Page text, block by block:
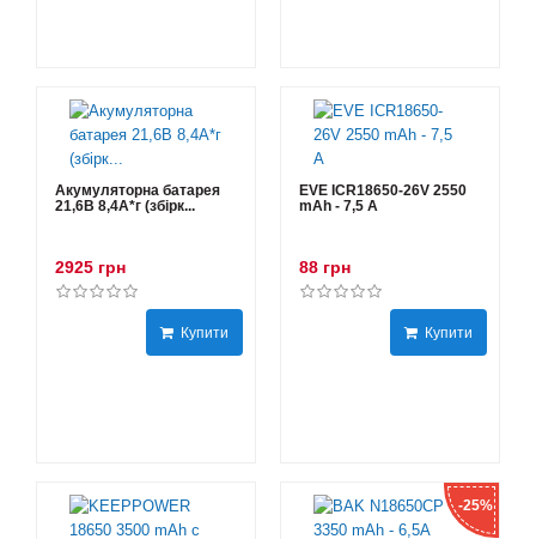
Акумуляторна батарея
21,6В 8,4A*г (збірк...
2925 грн
Купити
EVE ICR18650-26V 2550
mAh - 7,5 А
88 грн
Купити
-25%